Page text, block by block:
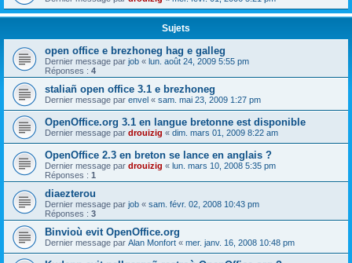
Sujets
open office e brezhoneg hag e galleg
Dernier message par job « lun. août 24, 2009 5:55 pm
Réponses : 4
staliañ open office 3.1 e brezhoneg
Dernier message par envel « sam. mai 23, 2009 1:27 pm
OpenOffice.org 3.1 en langue bretonne est disponible
Dernier message par drouizig « dim. mars 01, 2009 8:22 am
OpenOffice 2.3 en breton se lance en anglais ?
Dernier message par drouizig « lun. mars 10, 2008 5:35 pm
Réponses : 1
diaezterou
Dernier message par job « sam. févr. 02, 2008 10:43 pm
Réponses : 3
Binvioù evit OpenOffice.org
Dernier message par Alan Monfort « mer. janv. 16, 2008 10:48 pm